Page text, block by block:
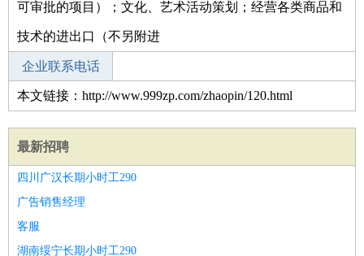
可审批的项目）；文化、艺术活动策划；经营各类商品和
技术的进出口（不另附进
企业联系电话
本文链接：http://www.999zp.com/zhaopin/120.html
最新招聘
四川广汉长期小时工290
广告销售经理
客服
湖南绥宁长期小时工290